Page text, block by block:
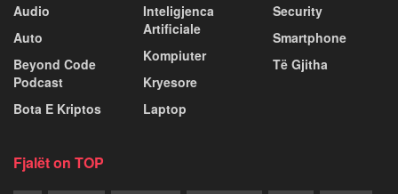
Audio
Auto
Beyond Code
Podcast
Bota E Kriptos
Inteligjenca
Artificiale
Kompiuter
Kryesore
Laptop
Security
Smartphone
Të Gjitha
Fjalët on TOP